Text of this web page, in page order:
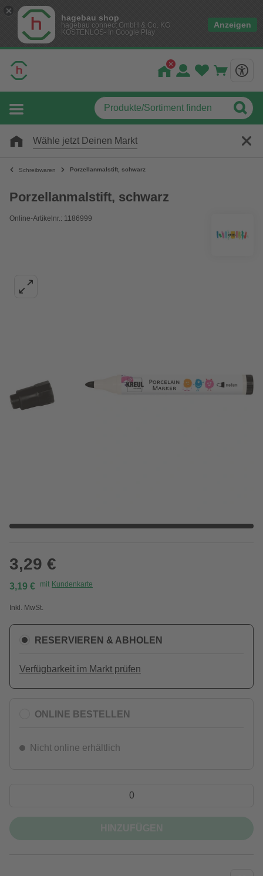
hagebau shop
hagebau connect GmbH & Co. KG
KOSTENLOS- In Google Play
Anzeigen
Wähle jetzt Deinen Markt
Schreibwaren Porzellanmalstift, schwarz
Porzellanmalstift, schwarz
Online-Artikelnr.: 1186999
3,29 €
3,19 € mit Kundenkarte
Inkl. MwSt.
RESERVIEREN & ABHOLEN
Verfügbarkeit im Markt prüfen
ONLINE BESTELLEN
Nicht online erhältlich